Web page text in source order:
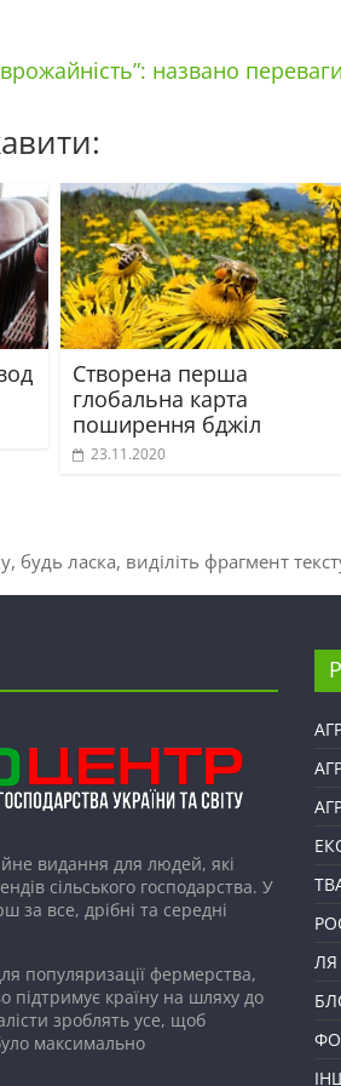
названо
Створена перша
глобальна карта
поширення бджіл
23.11.2020
ласка, виділіть фрагмент
видання для людей, які
сільського господарства. У
за все, дрібні та середні
популяризації фермерства,
підтримує країну на шляху до
зроблять усе, щоб
максимально